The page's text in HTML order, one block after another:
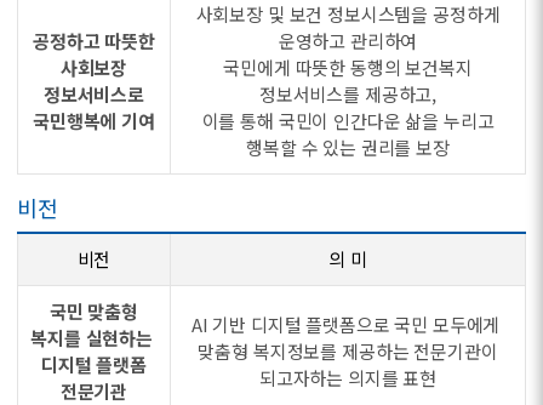
공정하고 따뜻한
사회보장
정보서비스로
국민행복에 기여
사회보장 및 보건 정보시스템을 공정하게
운영하고 관리하여
국민에게 따뜻한 동행의 보건복지
정보서비스를 제공하고,
이를 통해 국민이 인간다운 삶을 누리고
행복할 수 있는 권리를 보장
비전
비전 의 미
국민 맞춤형
복지를 실현하는
디지털 플랫폼
전문기관
AI 기반 디지털 플랫폼으로 국민 모두에게
맞춤형 복지정보를 제공하는 전문기관이
되고자하는 의지를 표현